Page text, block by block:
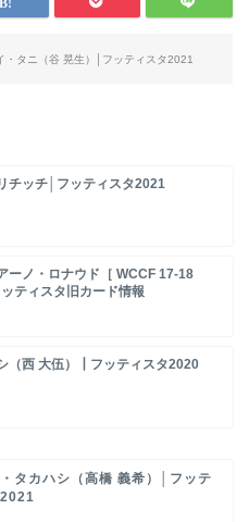
・タニ（谷 晃生）│フッティスタ2021
チッチ│フッティスタ2021
ーノ・ロナウド［ WCCF 17-18
ティスタ旧カード情報
（西 大伍）┃フッティスタ2020
タカハシ（高橋 義希）│フッテ